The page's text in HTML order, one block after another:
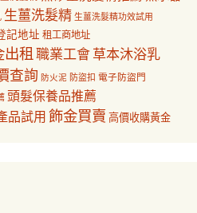
生薑洗髮精 生薑洗髮精功效試用
記地址 租工商地址
出租職業工會草本沐浴乳
查詢 防火泥 防盜扣 電子防盜門
頭髮保養品推薦
品試用 飾金買賣 高價收購黃金